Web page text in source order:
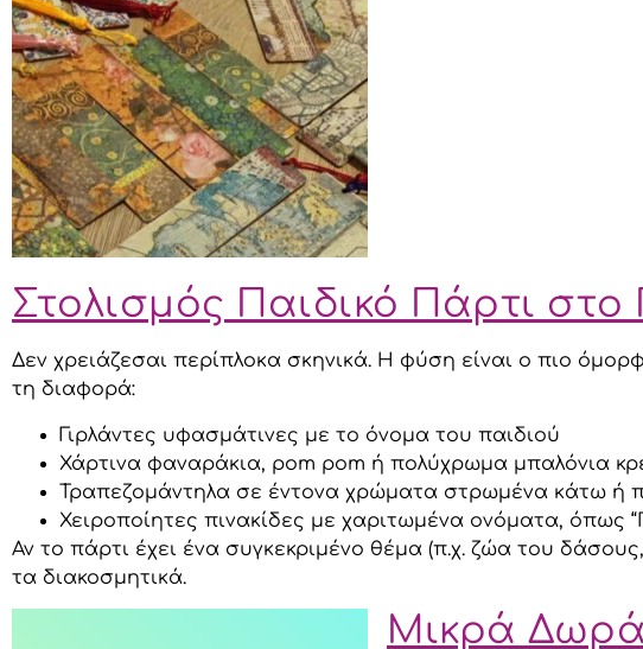
Στολισμός Παιδικό Πάρτι
Δεν χρειάζεσαι περίπλοκα σκηνικά. Η φύση είναι ο πιο
τη διαφορά:
Γιρλάντες υφασμάτινες με το όνομα του παιδιού
Χάρτινα φαναράκια, pom pom ή πολύχρωμα μπαλόνια
Τραπεζομάντηλα σε έντονα χρώματα στρωμένα κάτω ή
Χειροποίητες πινακίδες με χαριτωμένα ονόματα, όπως
Αν το πάρτι έχει ένα συγκεκριμένο θέμα (π.χ. ζώα του
τα διακοσμητικά.
Μικρά